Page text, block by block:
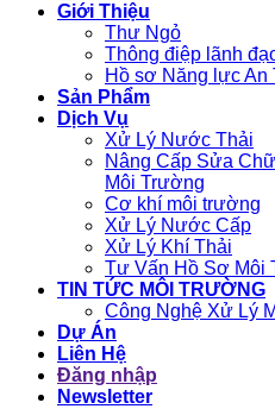
Giới Thiệu
Thư Ngỏ
Thông điệp lãnh
Hồ sơ Năng lực An
Sản Phẩm
Dịch Vụ
Xử Lý Nước Thải
Nâng Cấp Sửa
Môi Trường
Cơ khí môi trường
Xử Lý Nước Cấp
Xử Lý Khí Thải
Tư Vấn Hồ Sơ Môi
TIN TỨC MÔI TRƯỜNG
Công Nghệ Xử Lý
Dự Án
Liên Hệ
Đăng nhập
Newsletter